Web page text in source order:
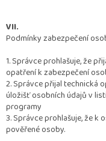
VII.
Podmínky zabezpečení
1. Správce prohlašuje, že
opatření k zabezpečení
2. Správce přijal technická
úložišť osobních údajů v
programy
3. Správce prohlašuje, že k
pověřené osoby.